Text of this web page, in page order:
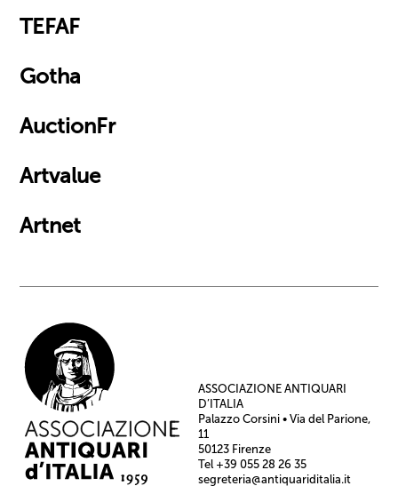
TEFAF
Gotha
AuctionFr
Artvalue
Artnet
ASSOCIAZIONE ANTIQUARI
D’ITALIA
Palazzo Corsini • Via del Parione,
11
50123 Firenze
Tel +39 055 28 26 35
segreteria@antiquariditalia.it